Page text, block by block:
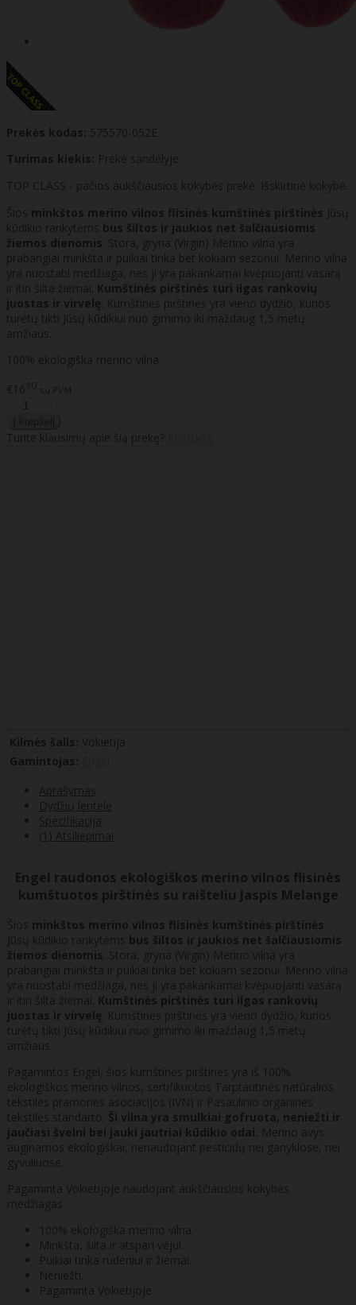
Prekės kodas: 575570-052E
Turimas kiekis: Prekė sandėlyje
TOP CLASS - pačios aukščiausios kokybės prekė. Išskirtinė kokybė.
Šios minkštos merino vilnos flisinės kumštinės pirštinės Jūsų
kūdikio rankytėms bus šiltos ir jaukios net šalčiausiomis
žiemos dienomis . Stora, gryna (Virgin) Merino vilna yra
prabangiai minkšta ir puikiai tinka bet kokiam sezonui. Merino vilna
yra nuostabi medžiaga, nes ji yra pakankamai kvėpuojanti vasarą
ir itin šilta žiemai. Kumštinės pirštinės turi ilgas rankovių
juostas ir virvelę . Kumštinės pirštinės yra vieno dydžio, kurios
turėtų tikti Jūsų kūdikiui nuo gimimo iki maždaug 1,5 metų
amžiaus.
100% ekologiška merino vilna.
€1690 su PVM
Turite klausimų apie šią prekę?
Kilmės šalis: Vokietija
Gamintojas:
Aprašymas
Dydžių lentelė
Specifikacija
(1) Atsiliepimai
Engel raudonos ekologiškos merino vilnos flisinės
kumštuotos pirštinės su raišteliu Jaspis Melange
Šios minkštos merino vilnos flisinės kumštinės pirštinės
Jūsų kūdikio rankytėms bus šiltos ir jaukios net šalčiausiomis
žiemos dienomis . Stora, gryna (Virgin) Merino vilna yra
prabangiai minkšta ir puikiai tinka bet kokiam sezonui. Merino vilna
yra nuostabi medžiaga, nes ji yra pakankamai kvėpuojanti vasarą
ir itin šilta žiemai. Kumštinės pirštinės turi ilgas rankovių
juostas ir virvelę . Kumštinės pirštinės yra vieno dydžio, kurios
turėtų tikti Jūsų kūdikiui nuo gimimo iki maždaug 1,5 metų
amžiaus.
Pagamintos Engel, šios kumštinės pirštinės yra iš 100%
ekologiškos merino vilnos, sertifikuotos Tarptautinės natūralios
tekstilės pramonės asociacijos (IVN) ir Pasaulinio organinės
tekstilės standarto. Ši vilna yra smulkiai gofruota, neniežti ir
jaučiasi švelni bei jauki jautriai kūdikio odai. Merino avys
auginamos ekologiškai, nenaudojant pesticidų nei ganyklose, nei
gyvuliuose.
Pagaminta Vokietijoje naudojant aukščiausios kokybės
medžiagas.
100% ekologiška merino vilna.
Minkšta, šilta ir atspari vėjui.
Puikiai tinka rudeniui ir žiemai.
Neniežti.
Pagaminta Vokietijoje.